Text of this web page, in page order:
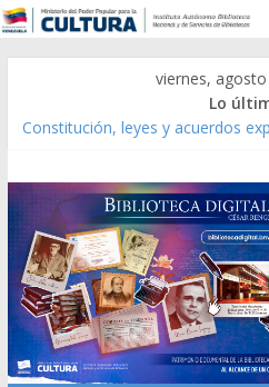
viernes,
Lo
Constitución, leyes y acuerdos
Modesta Bor Sánchez [material
Gaceta Oficial de la República de
Caracas 09 de marzo de 2006 N°
Catálogo temático de obras de